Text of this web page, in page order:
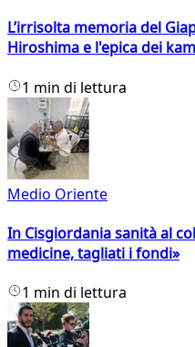
L’irrisolta memoria del
Hiroshima e l'epica dei
1 min di lettura
Medio Oriente
In Cisgiordania sanità al
medicine, tagliati i fondi»
1 min di lettura